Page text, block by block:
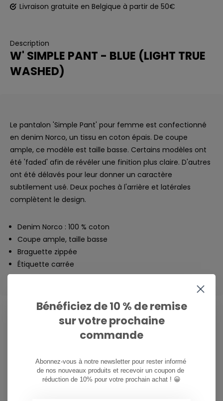
Livraison gratuite en Belgique à partir de 50€
Description
W' SIMPLE PANT - BLUE (LIGHT TRUE
WASHED)
Le pantalon 'Simple Pant' pour femme est confectionné
en denim Norco, un tissu en coton épais. De coupe
ample, ce modèle est taille basse. Certains modèles ont
été 'faded' afin de révéler une finition plus claire. D'autres
ont été délavés pour leur donner un caractère
subtilement usé. Deux poches à l'arrière et latérales
complètent le design.
Denim Norco : 100 % coton
Coupe ample, taille basse
Braguette zippée
Étiquette carrée
081/260.730
Bénéficiez de 10 % de remise
sur votre prochaine
commande
Abonnez-vous à notre newsletter pour rester informé
de nos nouveaux produits et recevoir un coupon de
réduction de 10% pour votre prochain achat ! 😀